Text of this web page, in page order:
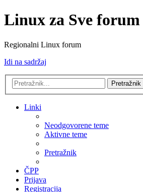
Linux za Sve forum
Regionalni Linux forum
Idi na sadržaj
Pretražnik
Linki
Neodgovorene teme
Aktivne teme
Pretražnik
ČPP
Prijava
Registracija